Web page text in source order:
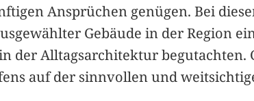
Ansprüchen genügen. Bei
Gebäude in der Region
der Alltagsarchitektur begutachten.
auf der sinnvollen und